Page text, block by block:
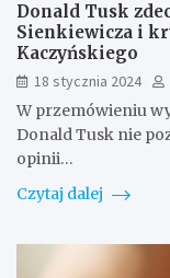
Donald Tusk
Sienkiewicza i
Kaczyńskiego
18 stycznia 2024
W przemówieniu
Donald Tusk nie
opinii…
Czytaj dalej